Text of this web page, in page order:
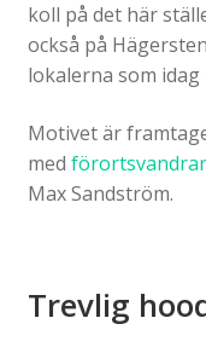
koll på det här
också på
lokalerna som
Motivet är
med
Max Sandström.
Trevlig